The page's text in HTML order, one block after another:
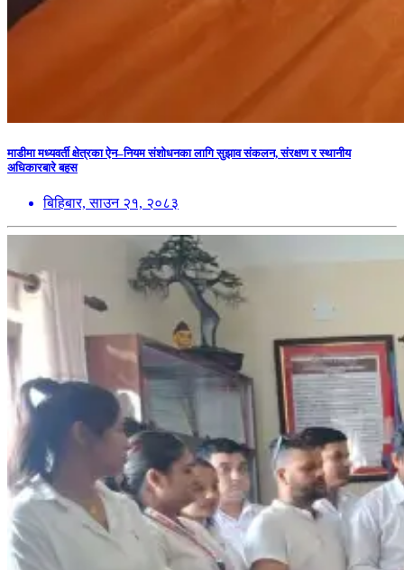
माडीमा मध्यवर्ती क्षेत्रका ऐन–नियम संशोधनका लागि सुझाव संकलन, संरक्षण र स्थानीय
अधिकारबारे बहस
बिहिबार, साउन २१, २०८३